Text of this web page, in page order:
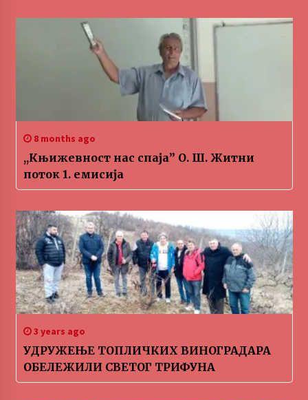
8 months ago
,,Књижевност нас спаја” О. Ш. Житни
поток 1. емисија
3 years ago
УДРУЖЕЊЕ ТОПЛИЧКИХ ВИНОГРАДАРА
ОБЕЛЕЖИЛИ СВЕТОГ ТРИФУНА